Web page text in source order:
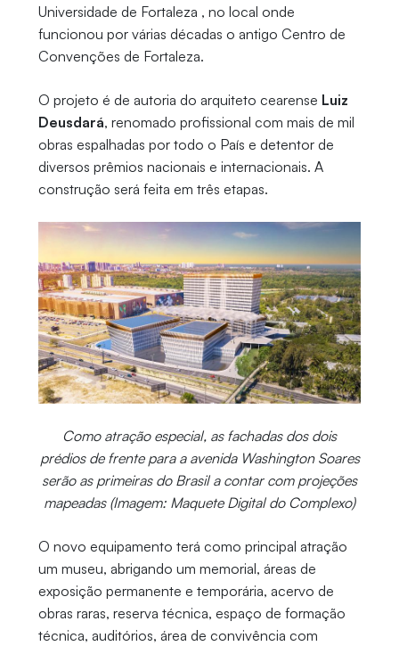
Universidade de Fortaleza , no local onde
funcionou por várias décadas o antigo Centro de
Convenções de Fortaleza.
O projeto é de autoria do arquiteto cearense Luiz
Deusdará, renomado profissional com mais de mil
obras espalhadas por todo o País e detentor de
diversos prêmios nacionais e internacionais. A
construção será feita em três etapas.
Como atração especial, as fachadas dos dois
prédios de frente para a avenida Washington Soares
serão as primeiras do Brasil a contar com projeções
mapeadas (Imagem: Maquete Digital do Complexo)
O novo equipamento terá como principal atração
um museu, abrigando um memorial, áreas de
exposição permanente e temporária, acervo de
obras raras, reserva técnica, espaço de formação
técnica, auditórios, área de convivência com